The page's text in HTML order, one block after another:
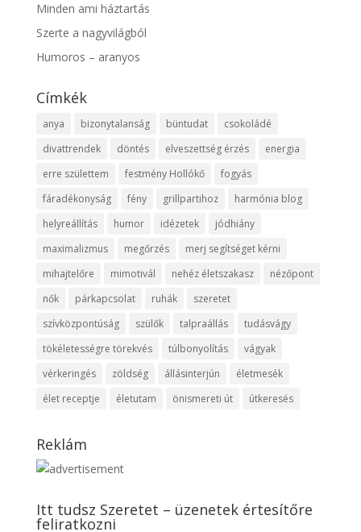
Minden ami háztartás
Szerte a nagyvilágból
Humoros – aranyos
Címkék
anya bizonytalanság büntudat
csokoládé
divattrendek
döntés elveszettség érzés
energia
erre születtem
festmény Hollókő
fogyás
fáradékonyság
fény grillpartihoz
harmónia blog
helyreállítás
humor idézetek
jódhiány
maximalizmus
megőrzés
merj segítséget kérni
mihajtelőre
mimotivál nehéz életszakasz
nézőpont
nők
párkapcsolat ruhák
szeretet
szívközpontúság
szülők talpraállás
tudásvágy
tökéletességre törekvés
túlbonyolítás
vágyak
vérkeringés
zöldség állásinterjún
életmesék
élet receptje
életutam önismereti út útkeresés
Reklám
Itt tudsz Szeretet – üzenetek értesítőre
feliratkozni